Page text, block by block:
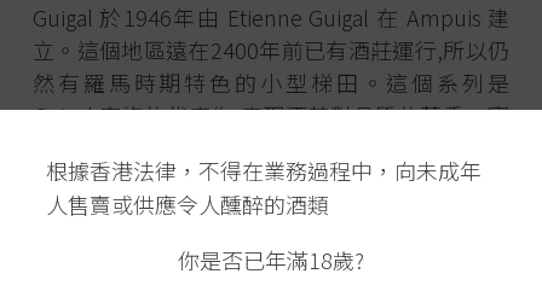
根據香港法律，不得在業務過程中，向未成年
人售賣或供應令人醺醉的酒類
你是否已年滿18歲?
Guigal 於1946年由 Etienne Guigal 在 Ampuis 建
立。這個地區遠在2400年前已有酒莊運行,所以仍
然有羅馬時期特色的小型梯田。這個系列是
Guigal 家族的代表作,表現酒莊對品質的著重。寶
過陳年後,酒體更平衡,優雅清爽。